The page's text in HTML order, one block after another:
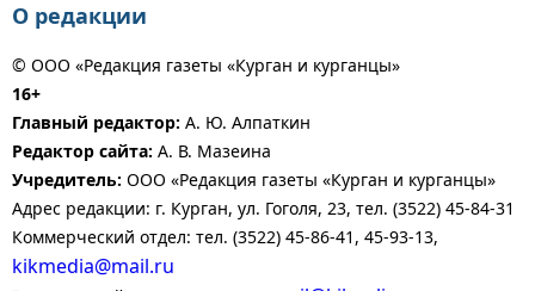
О редакции
© ООО «Редакция газеты «Курган и курганцы»
16+
Главный редактор: А. Ю. Алпаткин
Редактор сайта: А. В. Мазеина
Учредитель: ООО «Редакция газеты «Курган и курганцы»
Адрес редакции: г. Курган, ул. Гоголя, 23, тел. (3522) 45-84-31
Коммерческий отдел: тел. (3522) 45-86-41, 45-93-13,
kikmedia@mail.ru